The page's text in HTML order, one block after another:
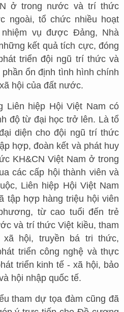
ở trong nước và trí thức
ngoài, tổ chức nhiều hoạt
vụ được Đảng, Nhà
kết quả tích cực, đóng
triển đội ngũ trí thức và
ổn định tình hình chính
hội của đất nước.
Liên hiệp Hội Việt Nam có
độ từ đại học trở lên. Là tổ
diện cho đội ngũ trí thức
hợp, đoàn kết và phát huy
KH&CN Việt Nam ở trong
các cấp hội thành viên và
Liên hiệp Hội Việt Nam
tập hợp hàng triệu hội viên
từ cao tuổi đến trẻ
và trí thức Việt kiều, tham
hội, truyền bá tri thức,
triển công nghệ và thực
triển kinh tế - xã hội, bảo
hội nhập quốc tế.
tham dự tọa đàm cũng đã